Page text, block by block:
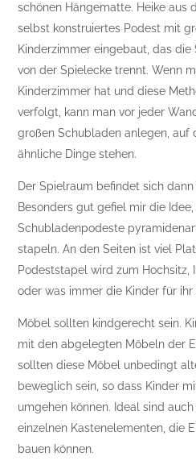
schönen Hängematte. Heike aus
selbst konstruiertes Podest mit
Kinderzimmer eingebaut, das
von der Spielecke trennt. Wenn
Kinderzimmer hat und diese
verfolgt, kann man vor jeder
großen Schubladen anlegen, auf
ähnliche Dinge stehen.
Der Spielraum befindet sich
Besonders gut gefiel mir die
Schubladenpodeste
stapeln. An den Seiten ist viel
Podeststapel wird zum Hochsitz,
oder was immer die Kinder für
Möbel sollten kindgerecht sein.
mit den abgelegten Möbeln der
sollten diese Möbel unbedingt
beweglich sein, so dass Kinder
umgehen können. Ideal sind
einzelnen Kastenelementen, die
bauen können.